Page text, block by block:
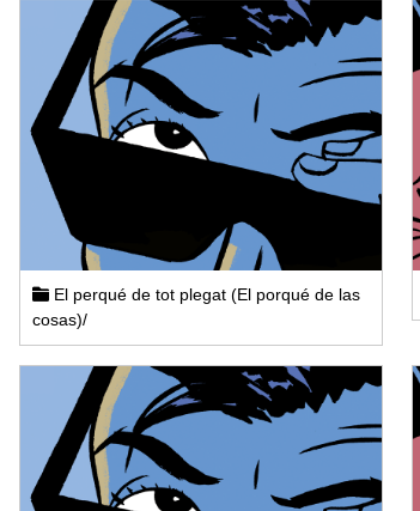
El perqué de tot plegat (El porqué de las
cosas)/